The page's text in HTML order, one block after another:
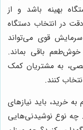
بهینه باشد و از
در انتخاب دستگاه
قوی می‌تواند
باقی بماند.
به مشتریان کمک
کنند.
به خرید، باید نیازهای
نوع نوشیدنی‌هایی